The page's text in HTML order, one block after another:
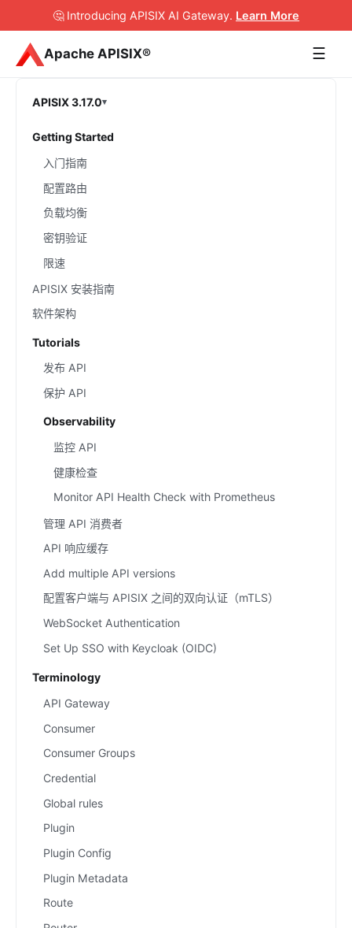
🤔 Introducing APISIX AI Gateway. Learn More
Apache APISIX® ☰
APISIX 3.17.0
Getting Started
入门指南
配置路由
负载均衡
密钥验证
限速
APISIX 安装指南
软件架构
Tutorials
发布 API
保护 API
Observability
监控 API
健康检查
Monitor API Health Check with Prometheus
管理 API 消费者
API 响应缓存
Add multiple API versions
配置客户端与 APISIX 之间的双向认证（mTLS）
WebSocket Authentication
Set Up SSO with Keycloak (OIDC)
Terminology
API Gateway
Consumer
Consumer Groups
Credential
Global rules
Plugin
Plugin Config
Plugin Metadata
Route